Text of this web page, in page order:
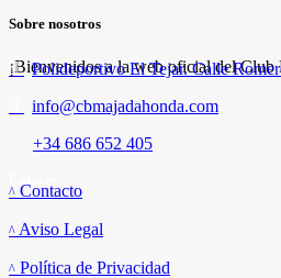
Sobre nosotros
¡Bienvenidos a la web oficial del Club
Polideportivo El Tejar. Calle
info@cbmajadahonda.com
+34 686 652 405
Contacto
Aviso Legal
Política de Privacidad